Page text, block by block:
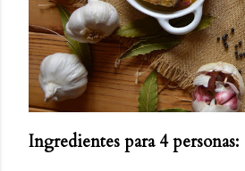
Ingredientes para 4 personas: